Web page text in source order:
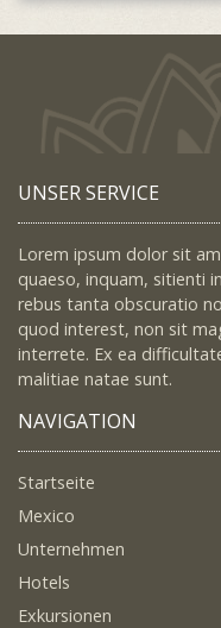
UNSER SERVICE
Lorem ipsum dolor sit
quaeso, inquam, sitienti
rebus tanta obscuratio
quod interest, non sit
interrete. Ex ea
malitiae natae sunt.
NAVIGATION
Startseite
Mexico
Unternehmen
Hotels
Exkursionen